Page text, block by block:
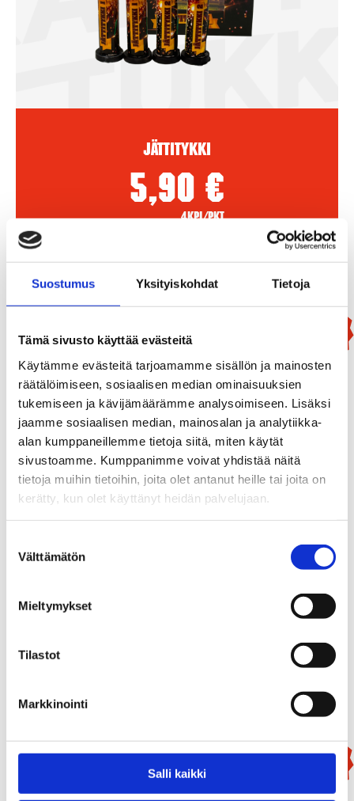
Suostumus Yksityiskohdat Tietoja
Tämä sivusto käyttää evästeitä
Käytämme evästeitä tarjoamamme sisällön ja mainosten
räätälöimiseen, sosiaalisen median ominaisuuksien
tukemiseen ja kävijämäärämme analysoimiseen. Lisäksi
jaamme sosiaalisen median, mainosalan ja analytiikka-
alan kumppaneillemme tietoja siitä, miten käytät
sivustoamme. Kumppanimme voivat yhdistää näitä
tietoja muihin tietoihin, joita olet antanut heille tai joita on
kerätty, kun olet käyttänyt heidän palvelujaan.
valinta
Välttämätön
Mieltymykset
Tilastot
Markkinointi
Salli kaikki
Jättitykki
5,90 €
4kpl/pkt
Lisää Ostoslistaan
Uutuus!